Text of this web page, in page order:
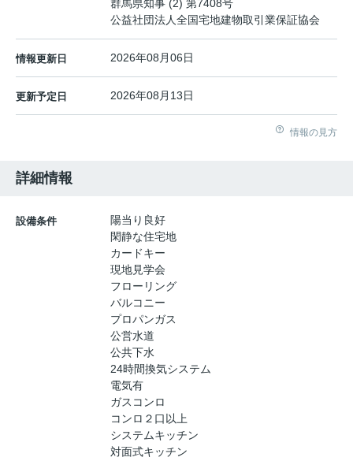
群馬県知事 (2) 第7408号
公益社団法人全国宅地建物取引業保証協会
情報更新日 2026年08月06日
更新予定日 2026年08月13日
情報の見方
詳細情報
設備条件
陽当り良好
閑静な住宅地
カードキー
現地見学会
フローリング
バルコニー
プロパンガス
公営水道
公共下水
24時間換気システム
電気有
ガスコンロ
コンロ２口以上
システムキッチン
対面式キッチン